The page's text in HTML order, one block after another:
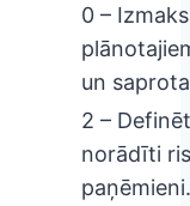
0 –
un
2 –
norādīti
paņēmieni.